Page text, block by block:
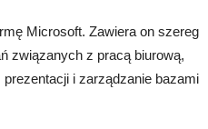
Microsoft. Zawiera on szereg
związanych z pracą biurową,
i zarządzanie bazami